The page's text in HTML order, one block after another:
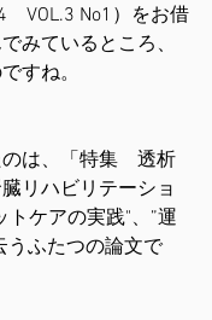
VOL.3 No1）をお借
みているところ、
すね。
は、「特集　透析
リハビリテーショ
トケアの実践"、”運
うふたつの論文で